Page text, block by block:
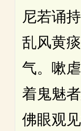
尼若诵
乱风黄
气。嗽
着鬼魅
佛眼观